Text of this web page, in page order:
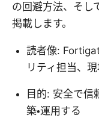
の回避方法、そし
掲載します。
読者像:
リティ担当、
目的: 安全で信
築・運用する